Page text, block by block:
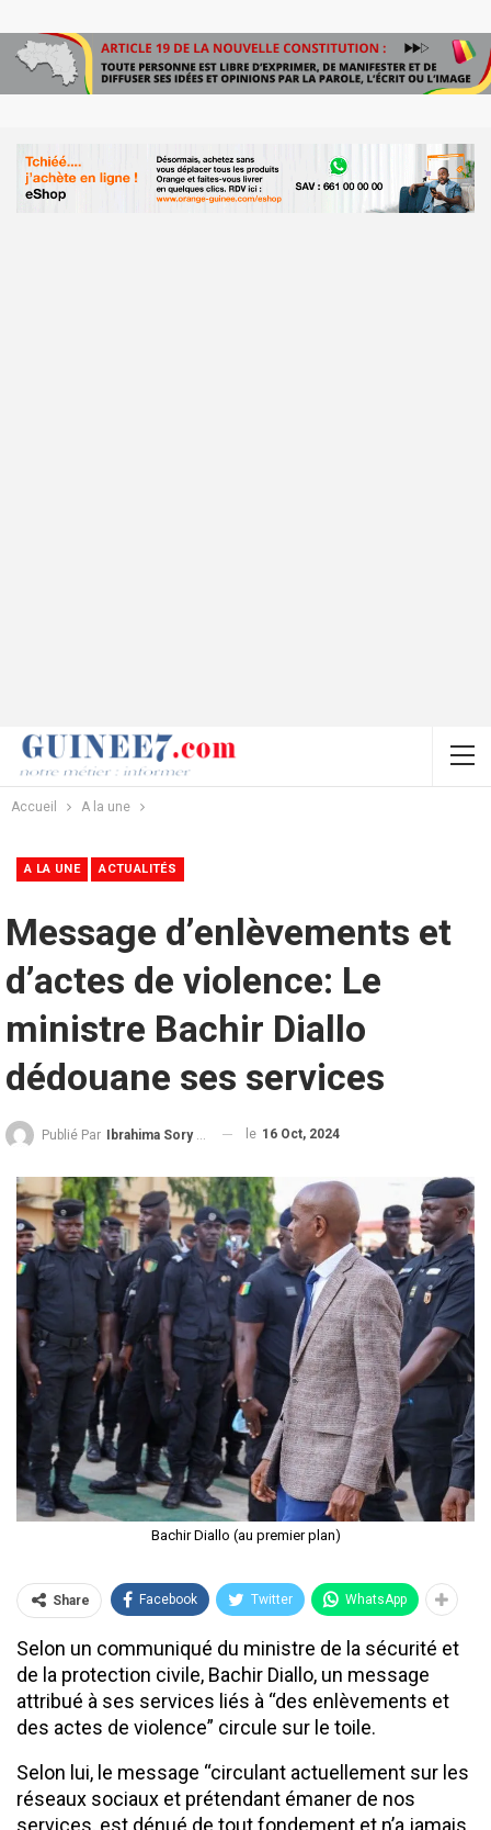
Accueil A la une
A LA UNE ACTUALITÉS
Message d’enlèvements et
d’actes de violence: Le
ministre Bachir Diallo
dédouane ses services
Publié Par Ibrahima Sory Diallo le 16 Oct, 2024
Bachir Diallo (au premier plan)
Share Facebook Twitter WhatsApp
Selon un communiqué du ministre de la sécurité et
de la protection civile, Bachir Diallo, un message
attribué à ses services liés à “des enlèvements et
des actes de violence” circule sur le toile.
Selon lui, le message “circulant actuellement sur les
réseaux sociaux et prétendant émaner de nos
services, est dénué de tout fondement et n’a jamais